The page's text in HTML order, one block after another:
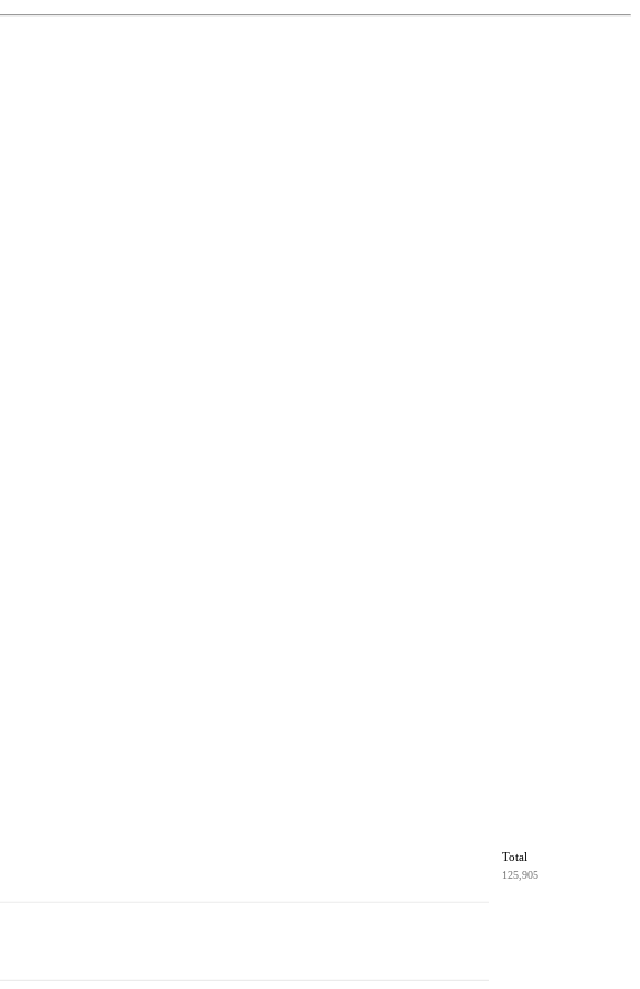
Total
125,905